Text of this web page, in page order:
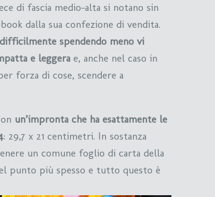
di fascia medio-alta si notano sin
dalla sua confezione di vendita.
spendendo meno vi
e leggera e, anche nel caso in
forza di cose, scendere a
un’impronta che ha esattamente le
: 29,7 x 21 centimetri. In sostanza
un comune foglio di carta della
punto più spesso e tutto questo è